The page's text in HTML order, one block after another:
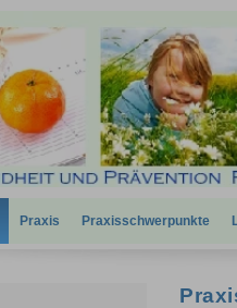
Praxis Praxisschwerpunkte